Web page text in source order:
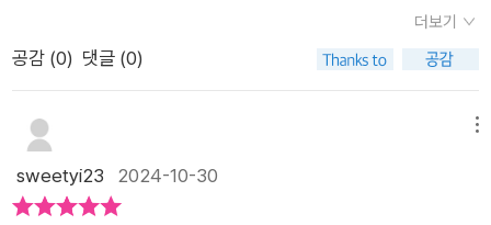
에 대한 집착은 이상을 추구하는 것이 아니라, 자신의 욕망을 자
식에게 전가하는 어른들의 모습을 떠올리게 합니다. 책 속의 인간
통해 달을 소유하려고 합니다. 이러한 설정은 아이들이 가족과 사
회가 요구하는 기대 속에서 자신을 잃지 않는 법을 고민하게 만듭
니다. 들개왕과의 조우가 아닌 스스로의 노래를 찾는 달의 모습
은, 다른 이의 기준에서 벗어나 자신의 길을 걷는 용기의 중요성
뒤, 보름달이 환한 새벽에 아빠는 목줄을 벗고 마당을 가로질러
다시 들판으로 달려 나갔어. 들개왕을 만나러 간거야. 아빠는 한
털을 가진 들개로, 우리의 옛 조상인 푸른늑대의 마지막 후예야.
처음부터 들개로 태어나 어떤 인간에게도 속한 적 없이 숲을 떠돌
며 살고 있대. 바람처럼 빨라서 사냥 솜씨로는 따라올 개가 없다
고 했어. 무엇보다 들개왕은 푸른늑대의 노래를 알고 있대. 보름
따르지 않는다는이유로 시골 할머니 집에 버려졌다그곳에서 덩
치도 제법 크고 나이도 많아 보이는무서운 인상의 검정고양이
‘빛’을 만나고빛은 달에게 함께 떠돌이로 살자고 제안한다그러던
중 개장수에게 잡혀간 달은 빛의 도움으로무사히 도망치고 함께
까?아이가 여러 번 읽을 만큼 좋아한 <들개왕>야생 속에서 달이
더보기
공감 (0) 댓글 (0)
sweetyi23 2024-10-30